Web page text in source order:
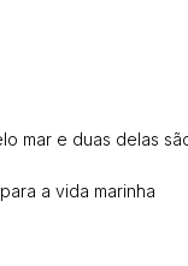
mar e duas delas
a vida marinha